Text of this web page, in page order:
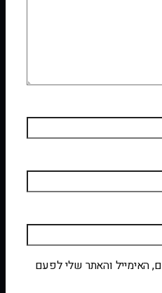
האימייל והאתר שלי לפעם